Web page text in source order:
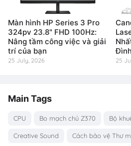
Màn hình HP Series 3 Pro
324pv 23.8" FHD 100Hz:
Nâng tầm công việc và giải
trí của bạn
25 July, 2026
Đình
25
Main Tags
CPU Bo mạch chủ Z370 Bộ
Creative Sound Cách bảo vệ Thư